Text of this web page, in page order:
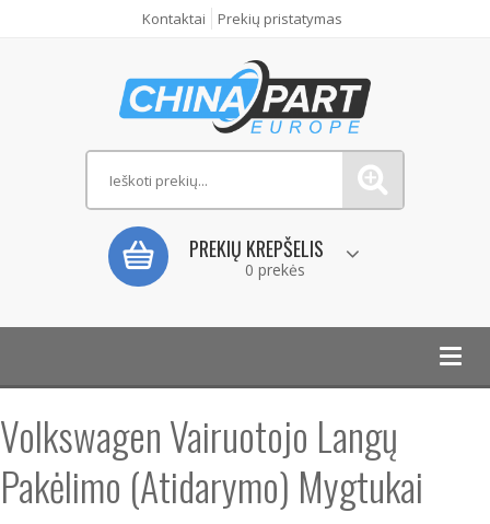
Kontaktai Prekių pristatymas
PREKIŲ KREPŠELIS
0 prekės
Volkswagen Vairuotojo Langų
Pakėlimo (Atidarymo) Mygtukai